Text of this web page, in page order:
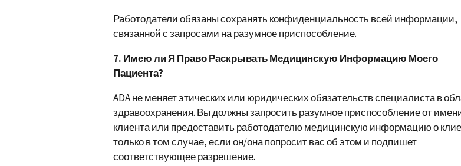
Работодатели обязаны сохранять конфиденциальность всей информации,
связанной с запросами на разумное приспособление.
7. Имею ли Я Право Раскрывать Медицинскую Информацию Моего
Пациента?
ADA не меняет этических или юридических обязательств специалиста в
здравоохранения. Вы должны запросить разумное приспособление от
клиента или предоставить работодателю медицинскую информацию о
только в том случае, если он/она попросит вас об этом и подпишет
соответствующее разрешение.